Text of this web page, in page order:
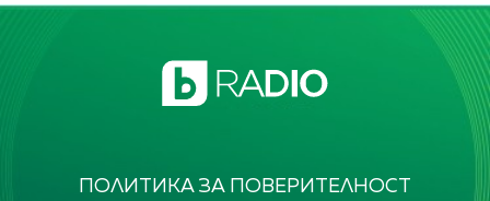
ПОЛИТИКА ЗА ПОВЕРИТЕЛНОСТ